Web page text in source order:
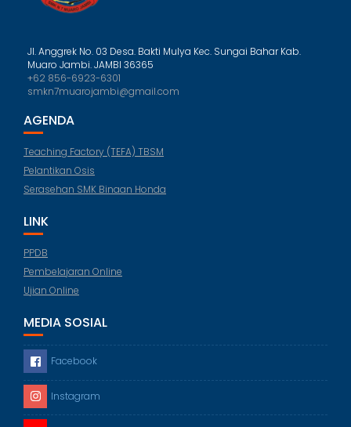
Jl. Anggrek No. 03 Desa. Bakti Mulya Kec. Sungai Bahar Kab.
Muaro Jambi. JAMBI 36365
+62 856-6923-6301
smkn7muarojambi@gmail.com
AGENDA
Teaching Factory (TEFA) TBSM
Pelantikan Osis
Serasehan SMK Binaan Honda
LINK
PPDB
Pembelajaran Online
Ujian Online
MEDIA SOSIAL
Facebook
Instagram